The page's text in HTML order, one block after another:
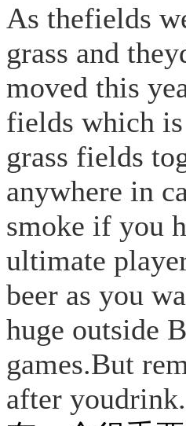
As thefields
grass and
moved this
fields which
grass fields
anywhere in
smoke if you
ultimate
beer as you
huge outside
games.But
after youdrink.